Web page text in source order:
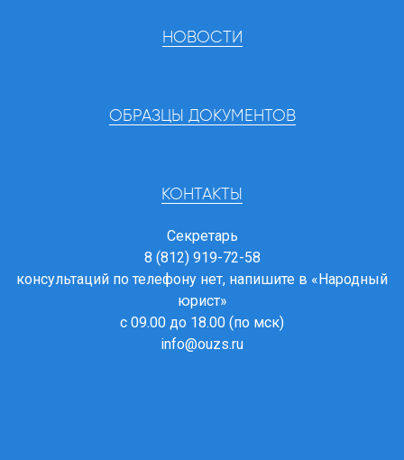
НОВОСТИ
ОБРАЗЦЫ ДОКУМЕНТОВ
КОНТАКТЫ
Секретарь
8 (812) 919-72-58
консультаций по телефону нет, напишите в «Народный
юрист»
с 09.00 до 18.00 (по мск)
info@ouzs.ru